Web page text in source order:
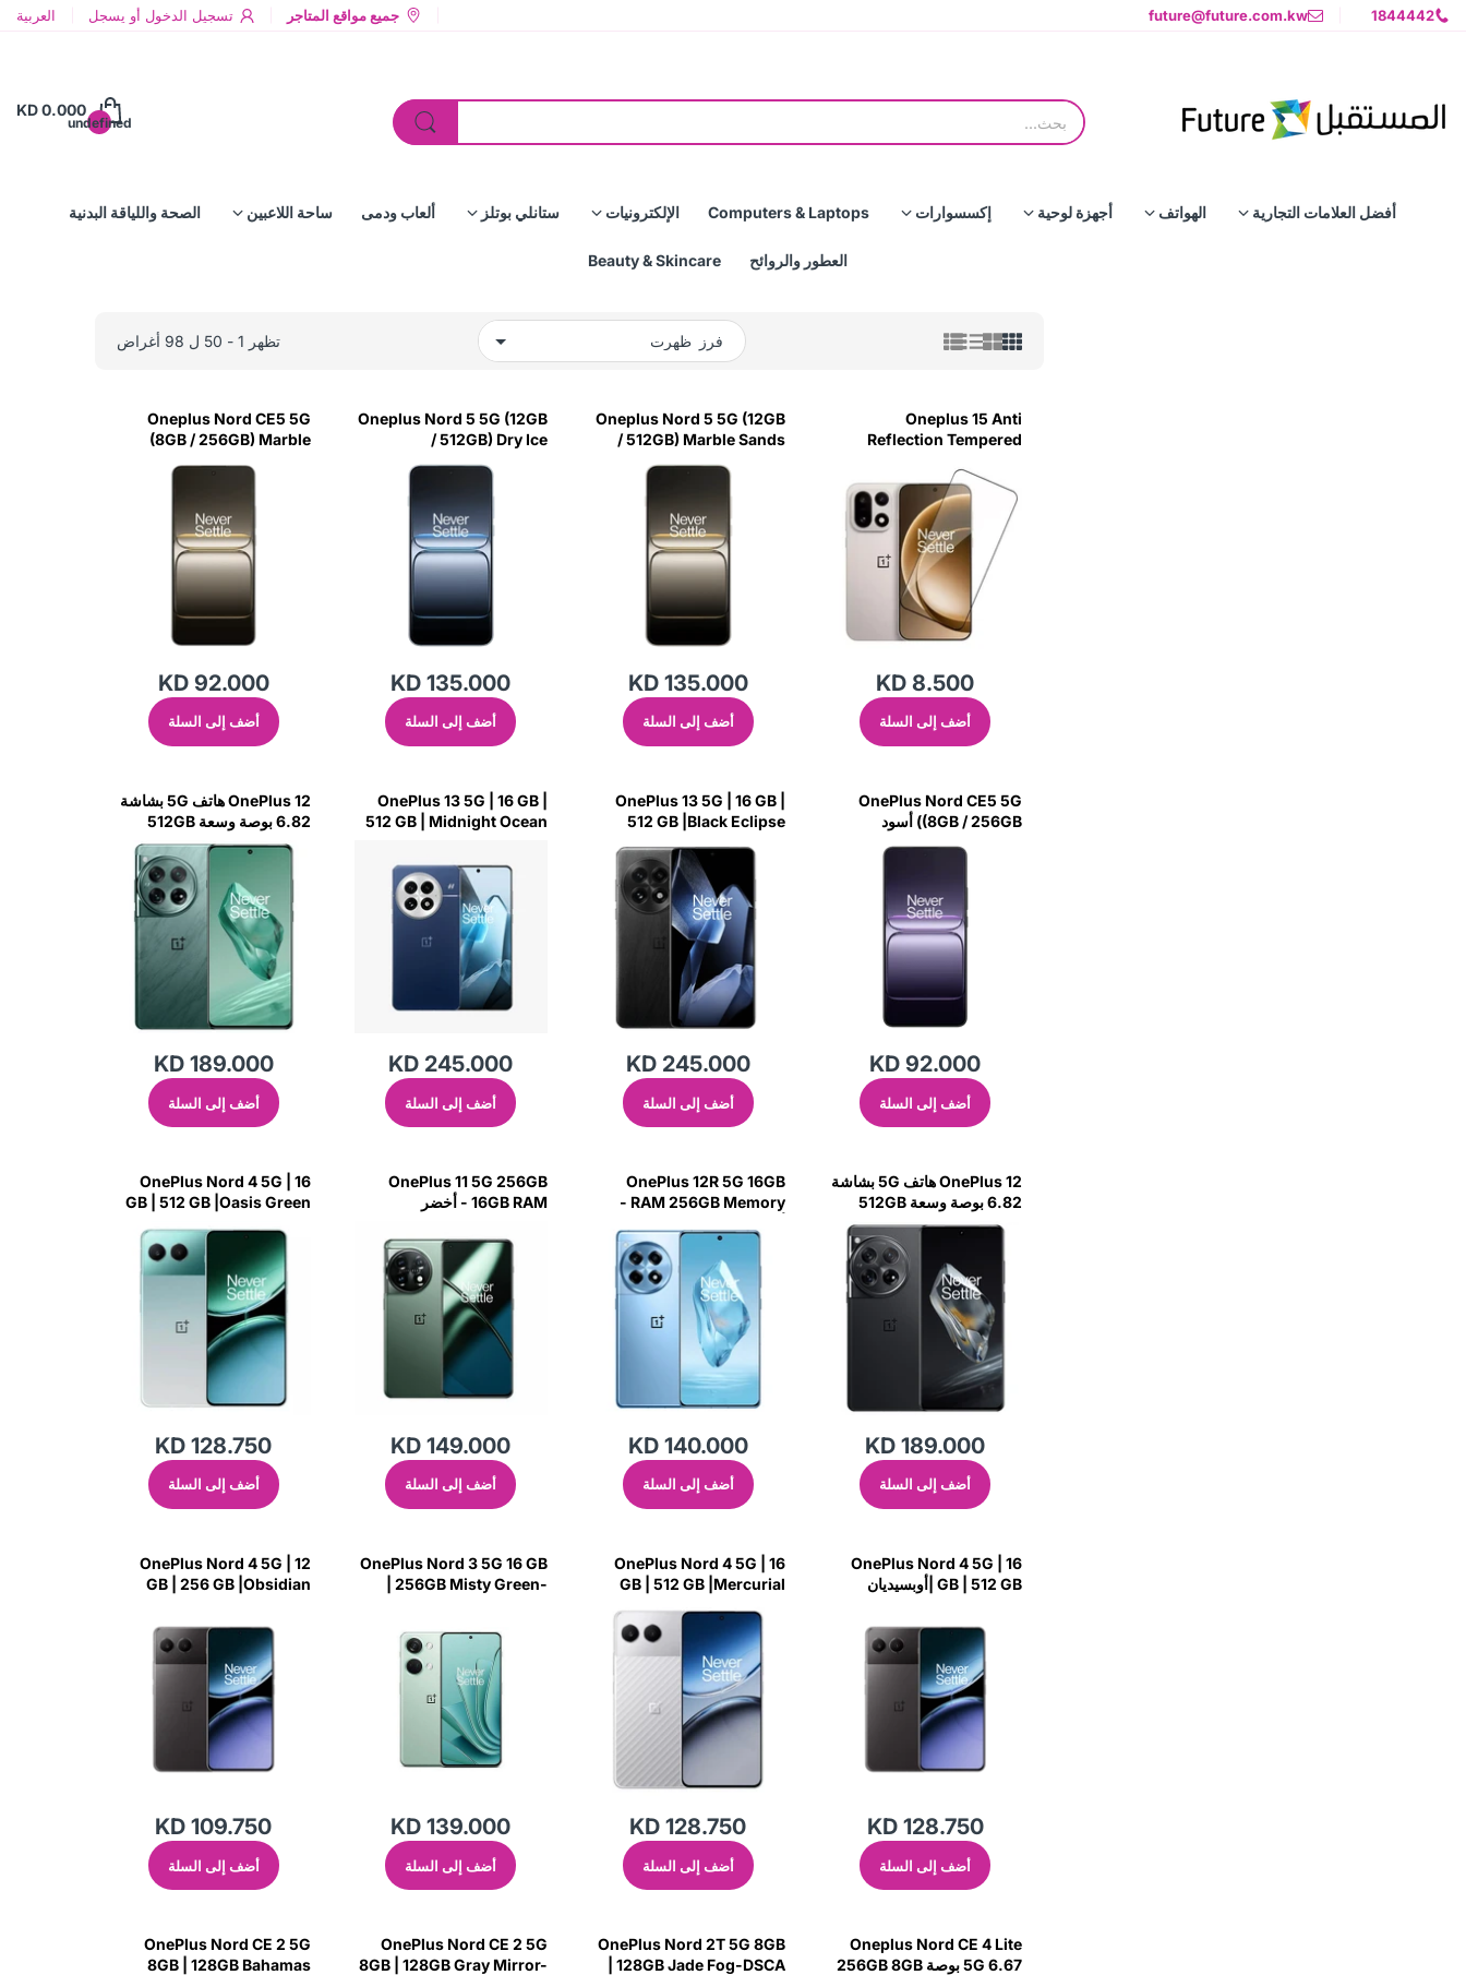
1844442
future@future.com.kw جميع مواقع المتاجر تسجيل الدخول أو يسجل العربية
undefined
KD 0.000
أفضل العلامات التجارية الهواتف أجهزة لوحية إكسسوارات Computers & Laptops الإلكترونيات ستانلي بوتلز ألعاب ودمى ساحة اللاعبين الصحة واللياقة البدنية
العطور والروائح Beauty & Skincare
فرز تظهر 1 - 50 ل 98 أغراض
Oneplus 15 Anti
Reflection Tempered
Opc59(Clear)
KD 8.500
أضف إلى السلة
Oneplus Nord 5 5G (12GB
/ 512GB) Marble Sands
KD 135.000
أضف إلى السلة
Oneplus Nord 5 5G (12GB
/ 512GB) Dry Ice
KD 135.000
أضف إلى السلة
Oneplus Nord CE5 5G
(8GB / 256GB) Marble
KD 92.000
أضف إلى السلة
OnePlus Nord CE5 5G
(8GB / 256GB) أسود
KD 92.000
أضف إلى السلة
OnePlus 13 5G | 16 GB |
512 GB |Black Eclipse
KD 245.000
أضف إلى السلة
OnePlus 13 5G | 16 GB |
512 GB | Midnight Ocean
KD 245.000
أضف إلى السلة
OnePlus 12 هاتف 5G بشاشة
6.82 بوصة وسعة 512GB
وذاكرة RAM 16GB - Flowy
KD 189.000
أضف إلى السلة
OnePlus 12 هاتف 5G بشاشة
6.82 بوصة وسعة 512GB
وذاكرة RAM 16GB - Silky
KD 189.000
أضف إلى السلة
OnePlus 12R 5G 16GB
RAM 256GB Memory -
KD 140.000
أضف إلى السلة
OnePlus 11 5G 256GB
16GB RAM - أخضر
KD 149.000
أضف إلى السلة
OnePlus Nord 4 5G | 16
GB | 512 GB |Oasis Green
KD 128.750
أضف إلى السلة
OnePlus Nord 4 5G | 16
GB | 512 GB |أوبسيديان
KD 128.750
أضف إلى السلة
OnePlus Nord 4 5G | 16
GB | 512 GB |Mercurial
KD 128.750
أضف إلى السلة
OnePlus Nord 3 5G 16 GB
| 256GB Misty Green-
KD 139.000
أضف إلى السلة
OnePlus Nord 4 5G | 12
GB | 256 GB |Obsidian
KD 109.750
أضف إلى السلة
Oneplus Nord CE 4 Lite
5G 6.67 بوصة 256GB 8GB
OnePlus Nord 2T 5G 8GB
| 128GB Jade Fog-DSCA
OnePlus Nord CE 2 5G
8GB | 128GB Gray Mirror-
OnePlus Nord CE 2 5G
8GB | 128GB Bahamas